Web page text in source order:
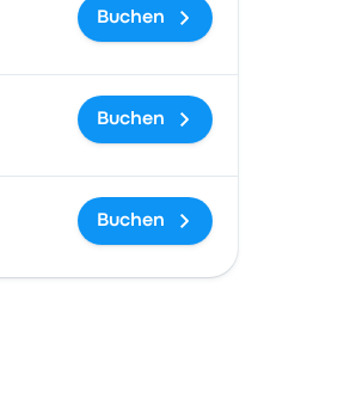
Buchen
Buchen
Buchen